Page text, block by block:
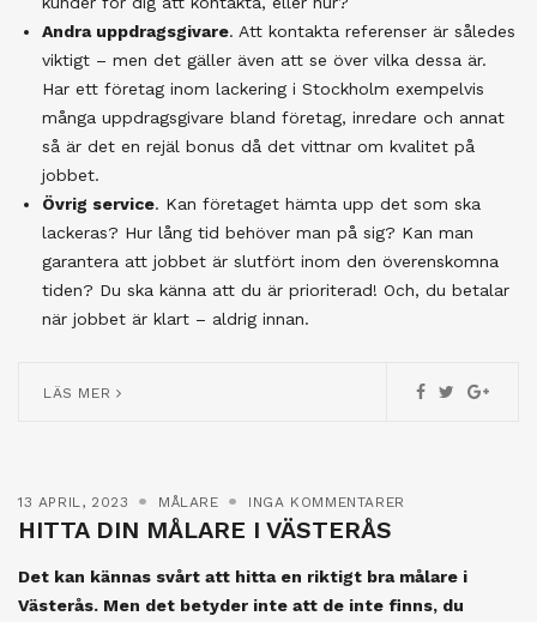
Andra uppdragsgivare. Att kontakta referenser är således
viktigt – men det gäller även att se över vilka dessa är.
Har ett företag inom lackering i Stockholm exempelvis
många uppdragsgivare bland företag, inredare och annat
så är det en rejäl bonus då det vittnar om kvalitet på
jobbet.
Övrig service. Kan företaget hämta upp det som ska
lackeras? Hur lång tid behöver man på sig? Kan man
garantera att jobbet är slutfört inom den överenskomna
tiden? Du ska känna att du är prioriterad! Och, du betalar
när jobbet är klart – aldrig innan.
LÄS MER
13 APRIL, 2023 MÅLARE INGA KOMMENTARER
HITTA DIN MÅLARE I VÄSTERÅS
Det kan kännas svårt att hitta en riktigt bra målare i
Västerås. Men det betyder inte att de inte finns, du